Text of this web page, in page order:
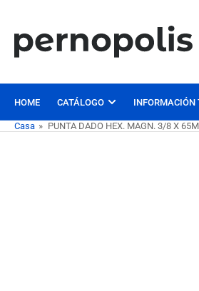
contenido
HOME CATÁLOGO INFORMACIÓN
Casa » PUNTA DADO HEX. MAGN. 3/8 X